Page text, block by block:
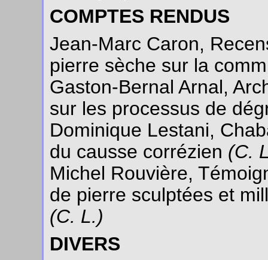
COMPTES RENDUS
Jean-Marc Caron,
pierre sèche sur la
Gaston-Bernal Arnal,
sur les processus de
Dominique Lestani,
du causse corrézien (C.
Michel Rouvière,
de pierre sculptées et
(C. L.)
DIVERS